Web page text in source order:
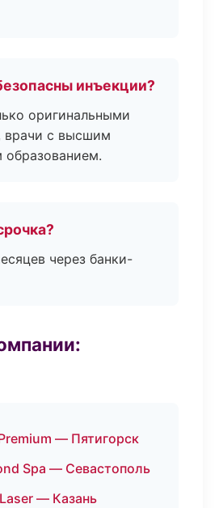
инъекции?
оригинальными
врачи с высшим
через банки-
— Пятигорск
Spa — Севастополь
— Казань